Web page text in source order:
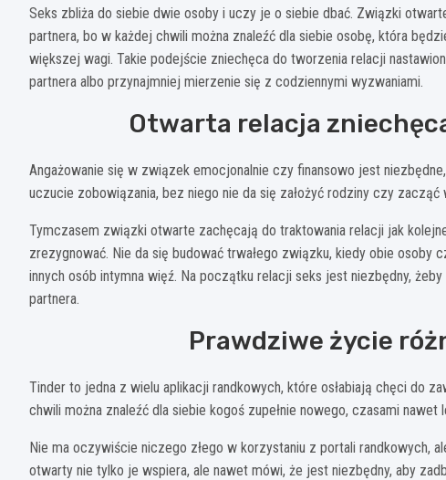
Seks zbliża do siebie dwie osoby i uczy je o siebie dbać. Związki
partnera, bo w każdej chwili można znaleźć dla siebie osobę, która
większej wagi. Takie podejście zniechęca do tworzenia relacji
partnera albo przynajmniej mierzenie się z codziennymi wyzwaniami.
Otwarta relacja
Angażowanie się w związek emocjonalnie czy finansowo jest
uczucie zobowiązania, bez niego nie da się założyć rodziny czy zacząć
Tymczasem związki otwarte zachęcają do traktowania relacji jak
zrezygnować. Nie da się budować trwałego związku, kiedy obie osoby
innych osób intymna więź. Na początku relacji seks jest niezbędny,
partnera.
Prawdziwe życie
Tinder to jedna z wielu aplikacji randkowych, które osłabiają chęci do
chwili można znaleźć dla siebie kogoś zupełnie nowego, czasami nawet
Nie ma oczywiście niczego złego w korzystaniu z portali randkowych,
otwarty nie tylko je wspiera, ale nawet mówi, że jest niezbędny, aby